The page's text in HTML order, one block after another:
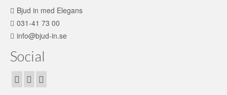
Bjud in med Elegans
031-41 73 00
info@bjud-in.se
Social